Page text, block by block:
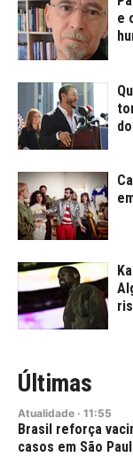
e
Últimas
Atualidade · 11:55
Brasil reforça
casos em São